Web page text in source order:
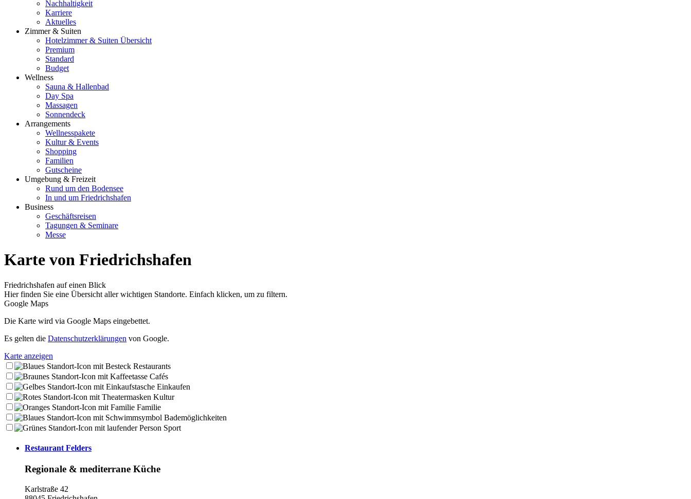
Nachhaltigkeit
Karriere
Aktuelles
Zimmer & Suiten
Hotelzimmer & Suiten Übersicht
Premium
Standard
Budget
Wellness
Sauna & Hallenbad
Day Spa
Massagen
Sonnendeck
Arrangements
Wellnesspakete
Kultur & Events
Shopping
Familien
Gutscheine
Umgebung & Freizeit
Rund um den Bodensee
In und um Friedrichshafen
Business
Geschäftsreisen
Tagungen & Seminare
Messe
Karte von Friedrichshafen
Friedrichshafen auf einen Blick
Hier finden Sie eine Übersicht aller wichtigen Standorte. Einfach klicken, um zu filtern.
Google Maps
Die Karte wird via Google Maps eingebettet.
Es gelten die Datenschutzerklärungen von Google.
Karte anzeigen
Restaurants
Cafés
Einkaufen
Kultur
Familie
Bademöglichkeiten
Sport
Restaurant Felders
Regionale & mediterrane Küche
Karlstraße 42